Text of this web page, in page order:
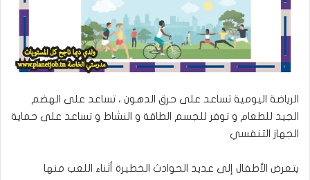
الرياضة اليومية تساعد على حرق الدهون ، تساعد على الهضم
الجيد للطعام و توفر للجسم الطاقة و النشاط و تساعد على حماية
الجهاز التنفسي
يتعرض الأطفال إلى عديد الحوادث الخطيرة أثناء اللعب منها